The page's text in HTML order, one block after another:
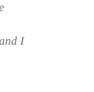
I